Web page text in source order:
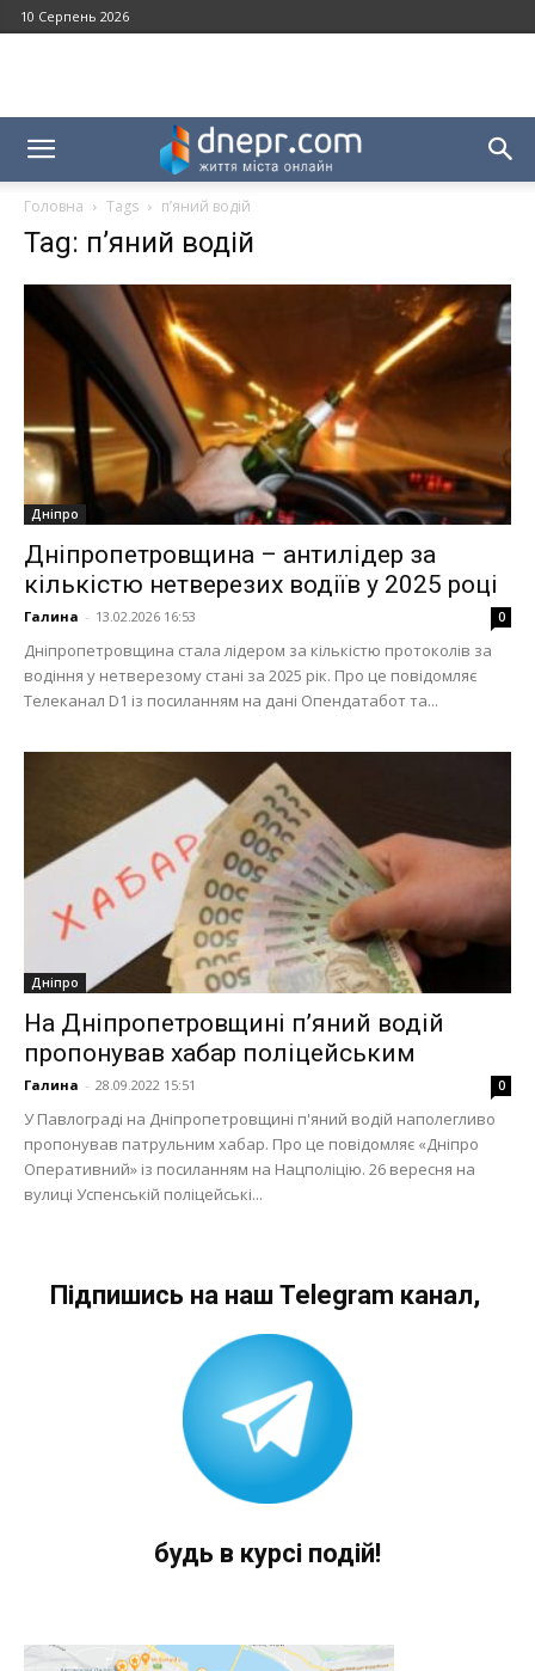
10 Серпень 2026
Головна Tags п’яний водій
Tag: п’яний водій
Дніпро
Дніпропетровщина – антилідер за
кількістю нетверезих водіїв у 2025 році
Галина - 13.02.2026 16:53 0
Дніпропетровщина стала лідером за кількістю протоколів за
водіння у нетверезому стані за 2025 рік. Про це повідомляє
Телеканал D1 із посиланням на дані Опендатабот та...
Дніпро
На Дніпропетровщині п’яний водій
пропонував хабар поліцейським
Галина - 28.09.2022 15:51 0
У Павлограді на Дніпропетровщині п'яний водій наполегливо
пропонував патрульним хабар. Про це повідомляє «Дніпро
Оперативний» із посиланням на Нацполіцію. 26 вересня на
вулиці Успенській поліцейські...
Підпишись на наш Telegram канал,
будь в курсі подій!